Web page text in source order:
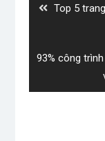
Previous
Top 5
Next
93% công